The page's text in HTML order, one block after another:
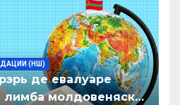
(НШ)
де евалуаре
лимба молдовеняскэ